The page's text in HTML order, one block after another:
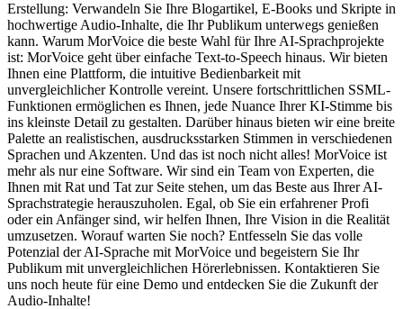
Erstellung: Verwandeln Sie Ihre Blogartikel, E-Books und Skripte in
hochwertige Audio-Inhalte, die Ihr Publikum unterwegs genießen
kann. Warum MorVoice die beste Wahl für Ihre AI-Sprachprojekte
ist: MorVoice geht über einfache Text-to-Speech hinaus. Wir bieten
Ihnen eine Plattform, die intuitive Bedienbarkeit mit
unvergleichlicher Kontrolle vereint. Unsere fortschrittlichen SSML-
Funktionen ermöglichen es Ihnen, jede Nuance Ihrer KI-Stimme bis
ins kleinste Detail zu gestalten. Darüber hinaus bieten wir eine breite
Palette an realistischen, ausdrucksstarken Stimmen in verschiedenen
Sprachen und Akzenten. Und das ist noch nicht alles! MorVoice ist
mehr als nur eine Software. Wir sind ein Team von Experten, die
Ihnen mit Rat und Tat zur Seite stehen, um das Beste aus Ihrer AI-
Sprachstrategie herauszuholen. Egal, ob Sie ein erfahrener Profi
oder ein Anfänger sind, wir helfen Ihnen, Ihre Vision in die Realität
umzusetzen. Worauf warten Sie noch? Entfesseln Sie das volle
Potenzial der AI-Sprache mit MorVoice und begeistern Sie Ihr
Publikum mit unvergleichlichen Hörerlebnissen. Kontaktieren Sie
uns noch heute für eine Demo und entdecken Sie die Zukunft der
Audio-Inhalte!